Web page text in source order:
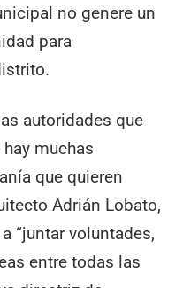
no genere un
para
autoridades que
muchas
que quieren
Adrián Lobato,
“juntar voluntades,
entre todas las